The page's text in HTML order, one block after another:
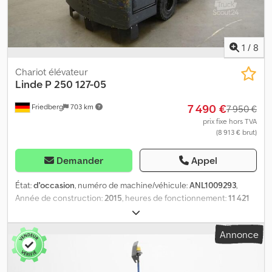
1 / 8
Friedberg 703 km
Chariot élévateur
Linde P 250 127-05
7 490 €7 950 €
prix fixe hors TVA
(8 913 € brut)
Demander Appel
État:d'occasion, numéro de machine/véhicule:ANL1009293,
Année de construction:2015, heures de fonctionnement:11 421
25 000 kg, capacité de la batterie:
tension de la batterie:80 V, taille du pneu avant:21x8-9, taille de
pneu arrière:
, hauteur totale:1 820
mm, longueur totale: , largeur totale:
carburant:
, - Aquamatic sur batterie - Prise véhicule
Annonce